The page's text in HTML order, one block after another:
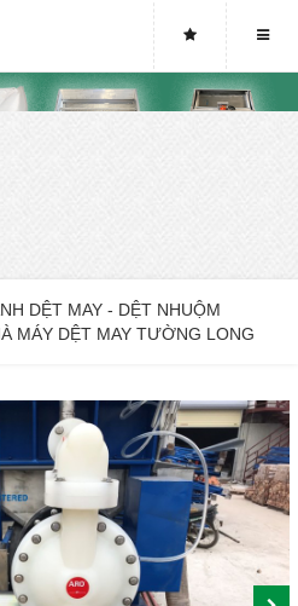
MÁY
DỆT MAY - DỆT NHUỘM
MÁY DỆT MAY TƯỜNG LONG